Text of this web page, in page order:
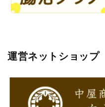
運営ネットショップ